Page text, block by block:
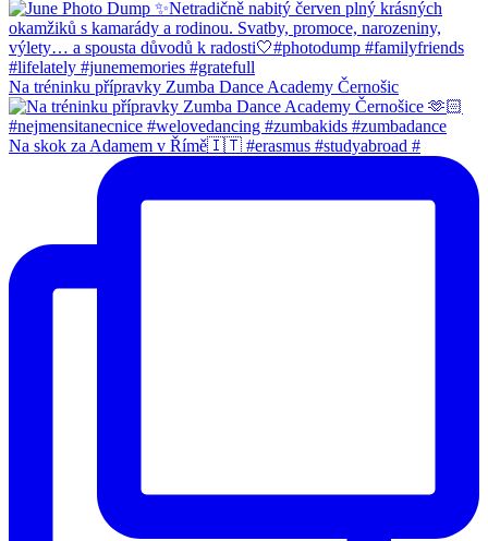
Na tréninku přípravky Zumba Dance Academy Černošic
Na skok za Adamem v Římě🇮🇹 #erasmus #studyabroad #